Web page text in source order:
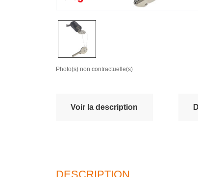
Photo(s) non contractuelle(s)
Voir la description
DESCRIPTION